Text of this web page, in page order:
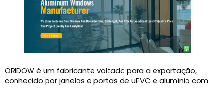
ORIDOW é um fabricante voltado para a exportação,
conhecido por janelas e portas de uPVC e alumínio com